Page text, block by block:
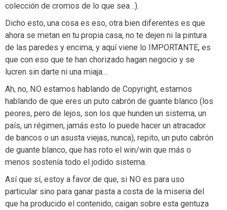
colección de cromos de lo que sea…).
Dicho esto, una cosa es eso, otra bien diferentes es que
ahora se metan en tu propia casa, no te dejen ni la pintura
de las paredes y encima, y aquí viene lo IMPORTANTE, es
que con eso que te han chorizado hagan negocio y se
lucren sin darte ni una miaja…
Ah, no, NO estamos hablando de Copyright, estamos
hablando de que eres un puto cabrón de guante blanco (los
peores, pero de lejos, son los que hunden un sistema, un
país, un régimen, jamás esto lo puede hacer un atracador
de bancos o un asusta viejas, nunca), repito, un puto cabrón
de guante blanco, que has roto el win/win que más o
menos sostenía todo el jodido sistema.
Así que sí, estoy a favor de que, si NO es para uso
particular sino para ganar pasta a costa de la miseria del
que ha producido el contenido, caigan sobre esta gentuza